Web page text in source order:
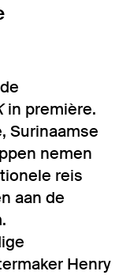
in première.
Surinaamse
nemen
reis
aan de
Henry